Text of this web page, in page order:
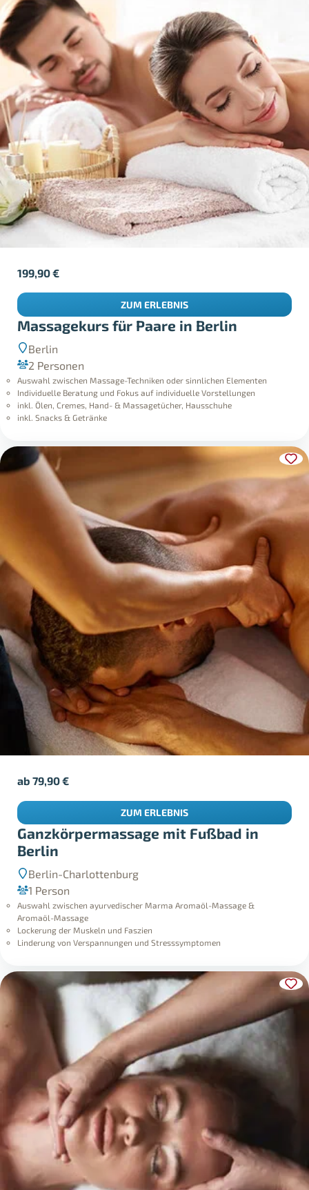
Massagekurs für Paare in Berlin
Berlin
2 Personen
Auswahl zwischen Massage-Techniken oder sinnlichen Elementen
Individuelle Beratung und Fokus auf individuelle Vorstellungen
inkl. Ölen, Cremes, Hand- & Massagetücher, Hausschuhe
inkl. Snacks & Getränke
199,90€
ZUM ERLEBNIS
Ganzkörpermassage mit Fußbad in
Berlin
Berlin-Charlottenburg
1 Person
Auswahl zwischen ayurvedischer Marma Aromaöl-Massage &
Aromaöl-Massage
Lockerung der Muskeln und Faszien
Linderung von Verspannungen und Stresssymptomen
ab79,90€
ZUM ERLEBNIS